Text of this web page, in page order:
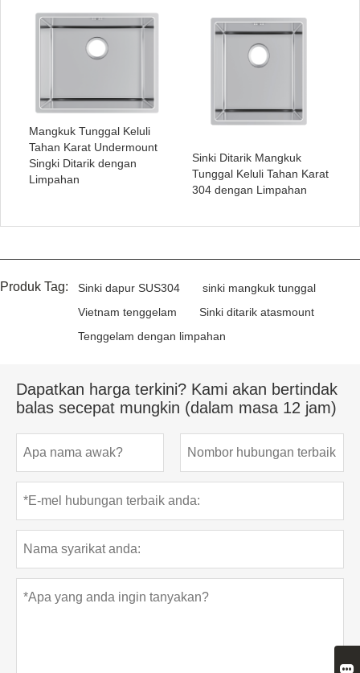
Mangkuk Tunggal Keluli
Tahan Karat Undermount
Singki Ditarik dengan
Limpahan
Sinki Ditarik Mangkuk
Tunggal Keluli Tahan Karat
304 dengan Limpahan
Produk Tag: Sinki dapur SUS304
sinki mangkuk tunggal
Vietnam tenggelam
Sinki ditarik atasmount
Tenggelam dengan limpahan
Dapatkan harga terkini? Kami akan bertindak
balas secepat mungkin (dalam masa 12 jam)
